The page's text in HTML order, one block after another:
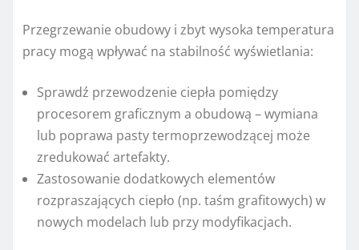
Przegrzewanie obudowy i zbyt wysoka temperatura
pracy mogą wpływać na stabilność wyświetlania:
Sprawdź przewodzenie ciepła pomiędzy
procesorem graficznym a obudową – wymiana
lub poprawa pasty termoprzewodzącej może
zredukować artefakty.
Zastosowanie dodatkowych elementów
rozpraszających ciepło (np. taśm grafitowych) w
nowych modelach lub przy modyfikacjach.